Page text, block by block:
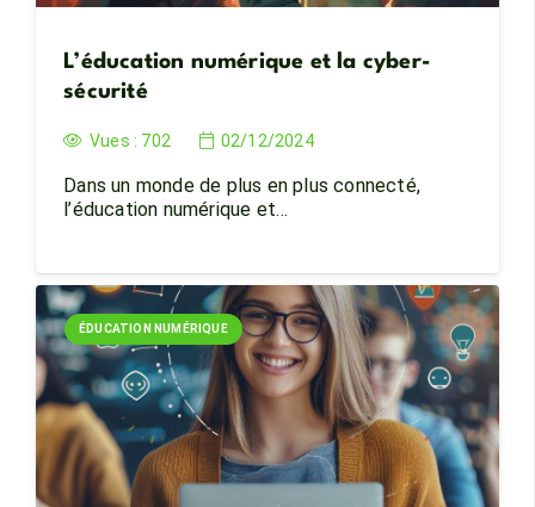
L’éducation numérique et la cyber-
sécurité
Vues : 702 02/12/2024
Dans un monde de plus en plus connecté,
l’éducation numérique et…
ÉDUCATION NUMÉRIQUE